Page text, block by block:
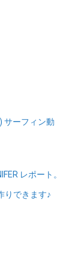
サーフィン動
レポート。
りできます♪